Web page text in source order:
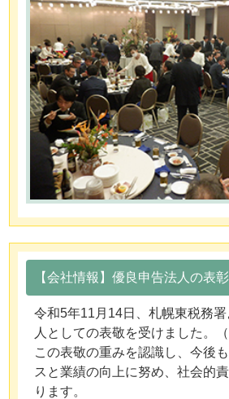
【会社情報】優良申告法人の表彰
令和5年11月14日、札幌東税務
人としての表敬を受けました。（
この表敬の重みを認識し、今後
スと業績の向上に努め、社会的
ります。